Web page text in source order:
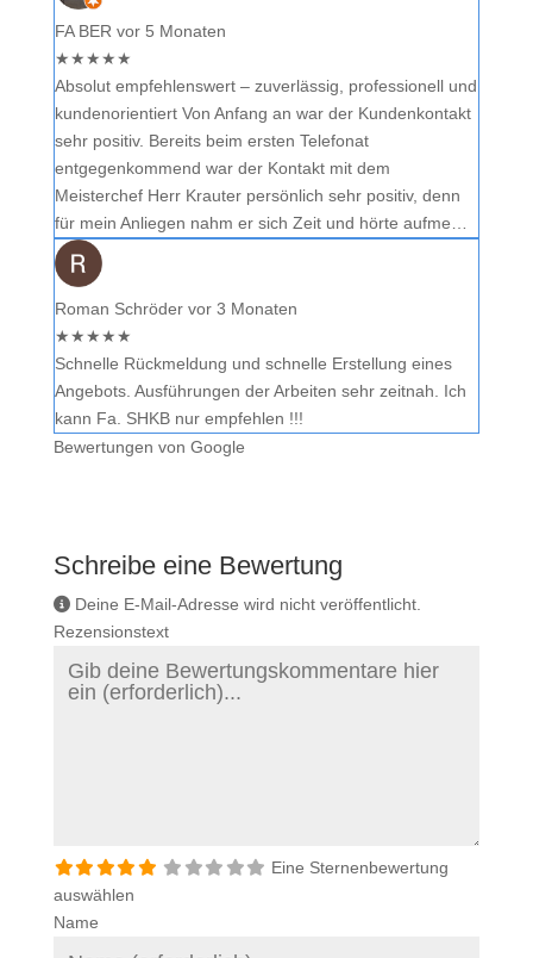
FA BER vor 5 Monaten
★★★★★
Absolut empfehlenswert – zuverlässig, professionell und
kundenorientiert Von Anfang an war der Kundenkontakt
sehr positiv. Bereits beim ersten Telefonat
entgegenkommend war der Kontakt mit dem
Meisterchef Herr Krauter persönlich sehr positiv, denn
für mein Anliegen nahm er sich Zeit und hörte aufme…
Roman Schröder vor 3 Monaten
★★★★★
Schnelle Rückmeldung und schnelle Erstellung eines
Angebots. Ausführungen der Arbeiten sehr zeitnah. Ich
kann Fa. SHKB nur empfehlen !!!
Bewertungen von Google
Schreibe eine Bewertung
Deine E-Mail-Adresse wird nicht veröffentlicht.
Rezensionstext
Eine Sternenbewertung
auswählen
Name